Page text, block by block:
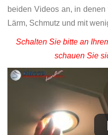
beiden Videos an, in
Lärm, Schmutz und mit
Schalten Sie bitte an
schauen Sie